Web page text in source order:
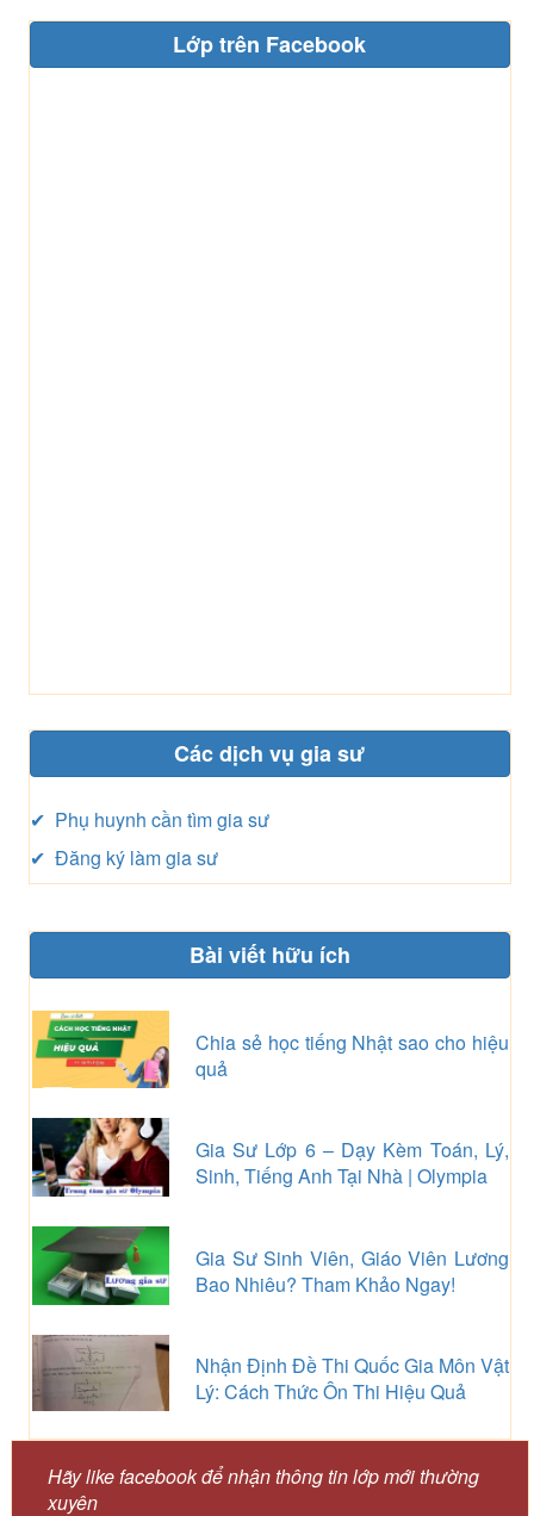
Lớp trên Facebook
Các dịch vụ gia sư
✔ Phụ huynh cần tìm gia sư
✔ Đăng ký làm gia sư
Bài viết hữu ích
Chia sẻ học tiếng Nhật sao cho hiệu
quả
Gia Sư Lớp 6 – Dạy Kèm Toán, Lý,
Sinh, Tiếng Anh Tại Nhà | Olympia
Gia Sư Sinh Viên, Giáo Viên Lương
Bao Nhiêu? Tham Khảo Ngay!
Nhận Định Đề Thi Quốc Gia Môn Vật
Lý: Cách Thức Ôn Thi Hiệu Quả
Hãy like facebook để nhận thông tin lớp mới thường
xuyên